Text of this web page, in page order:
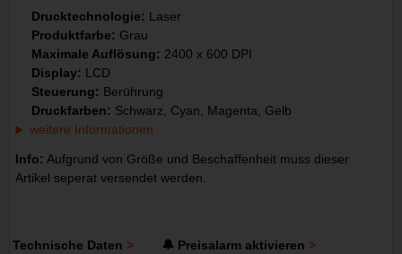
Drucktechnologie: Laser
Produktfarbe: Grau
Maximale Auflösung: 2400 x 600 DPI
Display: LCD
Steuerung: Berührung
Druckfarben: Schwarz, Cyan, Magenta, Gelb
weitere Informationen
Info: Aufgrund von Größe und Beschaffenheit muss dieser
Artikel seperat versendet werden.
Technische Daten 🔔 Preisalarm aktivieren